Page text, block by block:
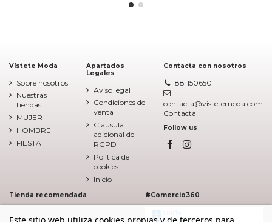
Vístete Moda
Sobre nosotros
Nuestras
tiendas
MUJER
HOMBRE
FIESTA
Apartados
Legales
Aviso legal
Condiciones de
venta
Cláusula
adicional de
RGPD
Política de
cookies
Inicio
Contacta con nosotros
881150650
contacta@vistetemoda.com
Contacta
Follow us
Tienda recomendada #Comercio360